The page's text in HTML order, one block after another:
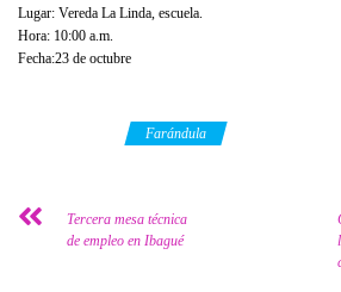
Lugar: Vereda La Linda, escuela.
Hora: 10:00 a.m.
Fecha:23 de octubre
Farándula
Tercera mesa técnica
de empleo en Ibagué